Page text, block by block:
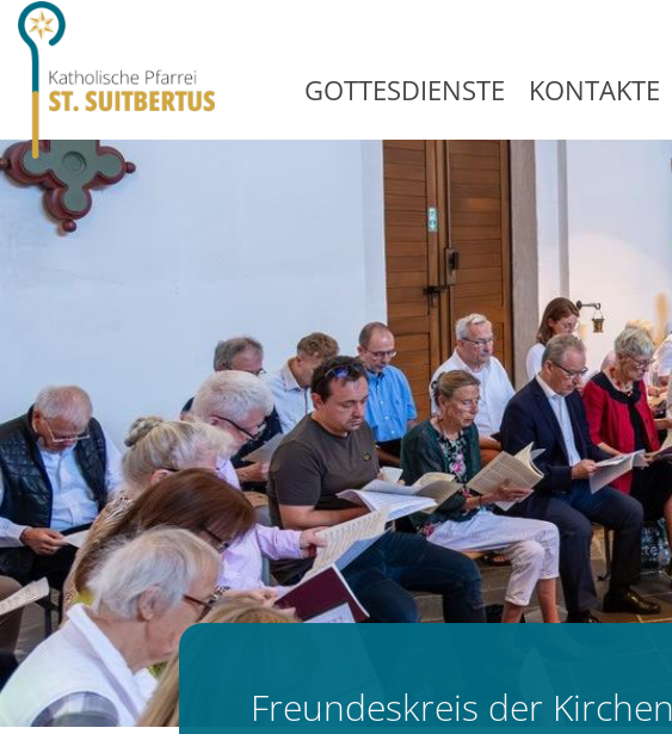
GOTTESDIENSTE KONTAKTE
Freundeskreis der